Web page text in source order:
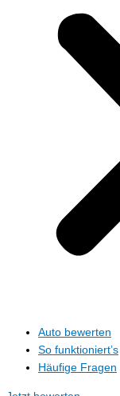
Auto bewerten
So funktioniert’s
Häufige Fragen